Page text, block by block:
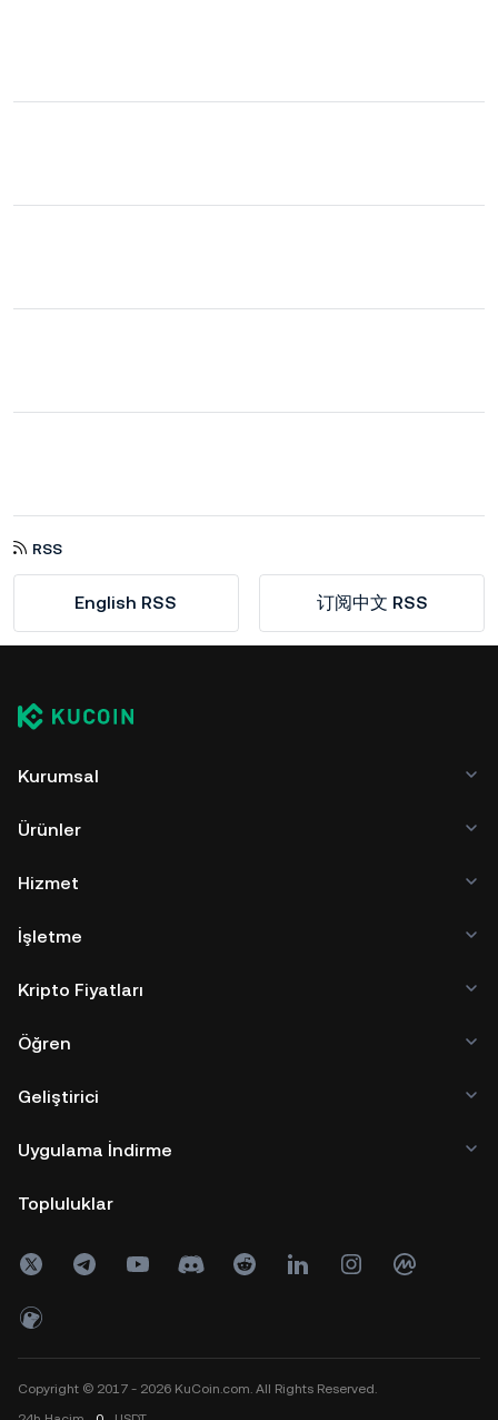
RSS
English RSS 订阅中文 RSS
Kurumsal
Ürünler
Hizmet
İşletme
Kripto Fiyatları
Öğren
Geliştirici
Uygulama İndirme
Topluluklar
Copyright © 2017 - 2026 KuCoin.com. All Rights Reserved.